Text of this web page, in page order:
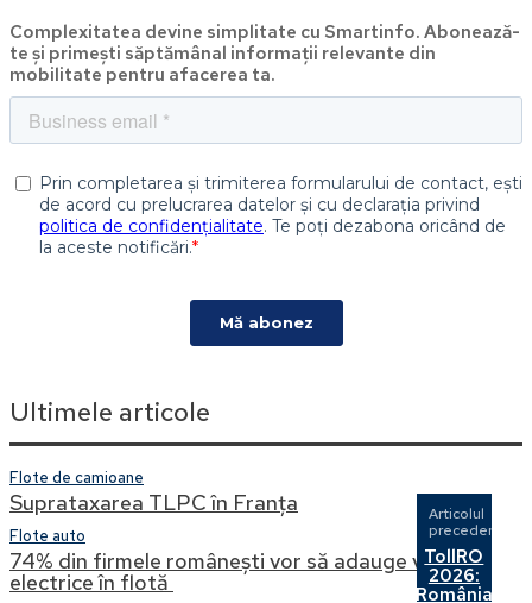
Complexitatea devine simplitate cu Smartinfo. Abonează-
te și primești săptămânal informații relevante din
mobilitate pentru afacerea ta.
Ultimele articole
Flote de camioane
Suprataxarea TLPC în Franța
Flote auto
74% din firmele românești vor să adauge vehicule
electrice în flotă
Articolul
precedent
TollRO
2026:
România